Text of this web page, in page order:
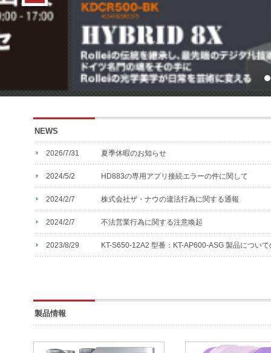
NEWS
2026/7/31 夏季休暇のお知らせ
2024/5/2 HD883の専用アプリ接続エラーの件に関して
2024/2/7 株式会社ザ・ナウの違法行為に関する通報
2024/2/7 不法営業行為に関する注意喚起
2023/8/29 KT-S650-12A2 型番：KT-AP600-ASG 製品につい
製品情報